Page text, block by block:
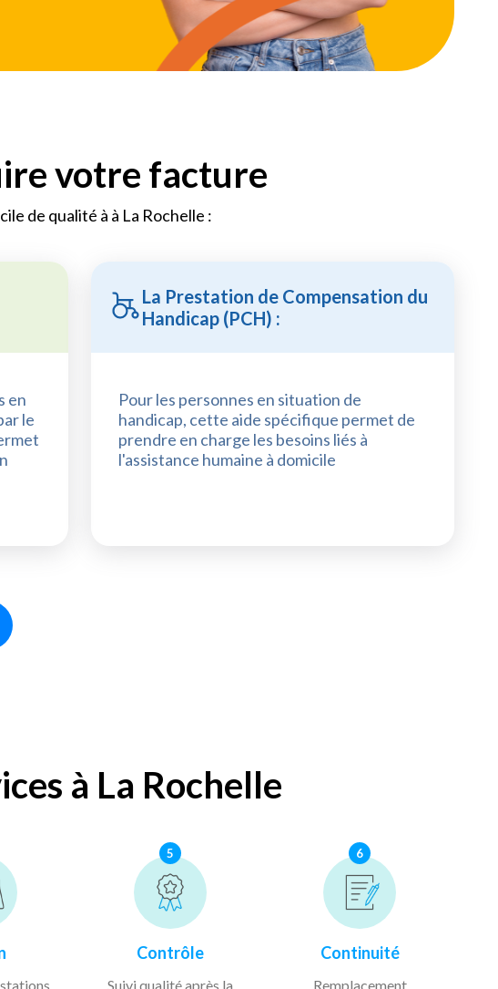
votre facture
de qualité à à La Rochelle :
en
le
La Prestation de Compensation du
Handicap (PCH) :
Pour les personnes en situation de
handicap, cette aide spécifique permet de
prendre en charge les besoins liés à
l'assistance humaine à domicile
à La Rochelle
5
Contrôle
Suivi qualité après la
6
Continuité
Remplacement